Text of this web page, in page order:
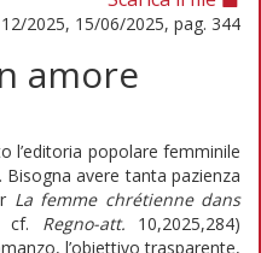
2025, 15/06/2025, pag. 344
amore
l’editoria popolare femminile
avere tanta pazienza
La femme chrétienne dans
cf. Regno-att. 10,2025,284)
l’obiettivo trasparente,